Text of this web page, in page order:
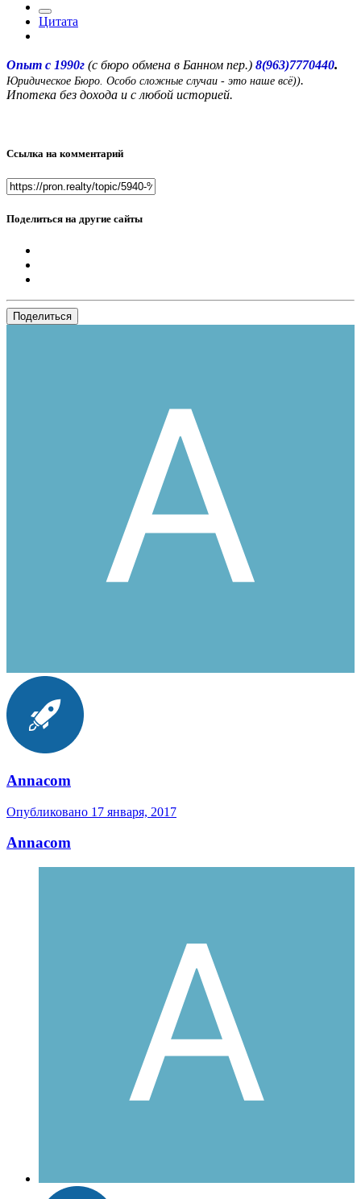
Цитата
Опыт с 1990г (с бюро обмена в Банном пер.) 8(963)7770440.
Юридическое Бюро. Особо сложные случаи - это наше всё)).
Ипотека без дохода и с любой историей.
Ссылка на комментарий
Поделиться на другие сайты
Поделиться
Annacom
Опубликовано 17 января, 2017
Annacom